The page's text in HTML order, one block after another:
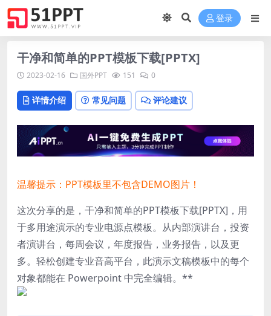
登录
干净和简单的PPT模板下载[PPTX]
2023-02-16 国外PPT 151 0
详情介绍 常见问题 评论建议
温馨提示：PPT模板里不包含DEMO图片！
这次分享的是，干净和简单的PPT模板下载[PPTX]，用
于多用途演示的专业电源点模板。从内部演讲台，投资
者演讲台，每周会议，年度报告，业务报告，以及更
多。轻松创建专业音高平台，此演示文稿模板中的每个
对象都能在 Powerpoint 中完全编辑。**